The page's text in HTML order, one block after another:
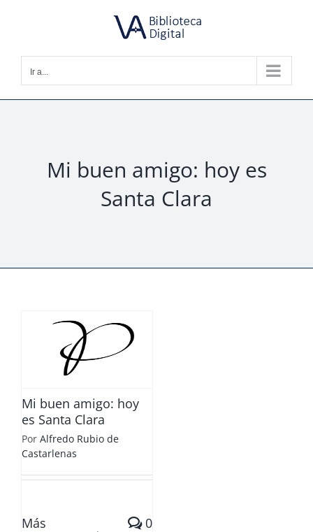
Ir a...
Mi buen amigo: hoy es
Santa Clara
Mi buen amigo: hoy
es Santa Clara
Por Alfredo Rubio de
Castarlenas
Más
0